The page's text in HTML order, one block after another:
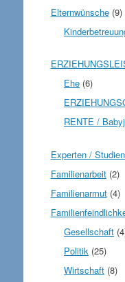
Elternwünsche(9)
Ehe (6)
RENTE /
Experten /
Familienarbeit(2)
Familienarmut(4)
Gesellschaft
Politik (25)
Wirtschaft (8)